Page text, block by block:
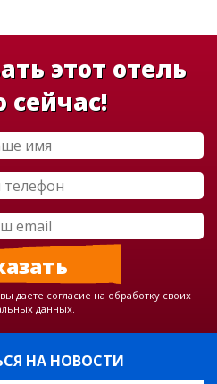
этот отель
сейчас!
даете согласие на обработку своих
данных.
НА НОВОСТИ